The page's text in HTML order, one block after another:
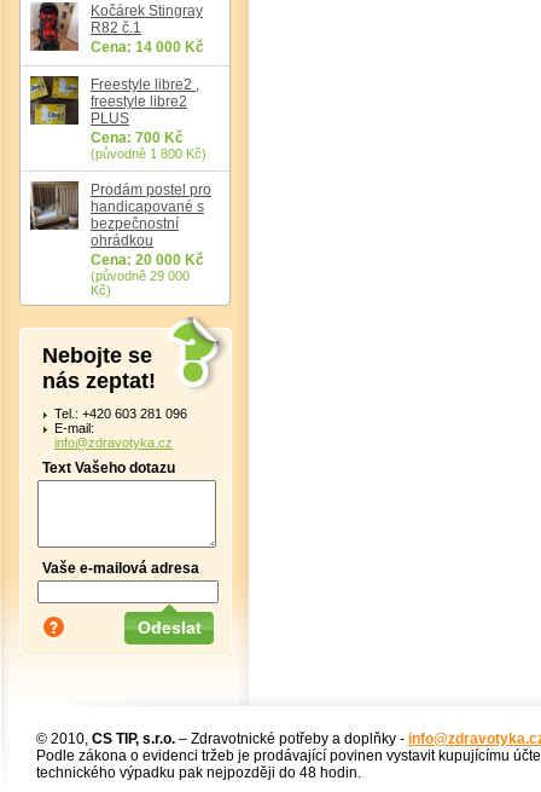
Kočárek Stingray
R82 č.1
Cena: 14 000 Kč
Freestyle libre2 ,
freestyle libre2
PLUS
Cena: 700 Kč
(původně 1 800 Kč)
Prodám postel pro
handicapované s
bezpečnostní
ohrádkou
Cena: 20 000 Kč
(původně 29 000
Kč)
Nebojte se
nás zeptat!
Tel.: +420 603 281 096
E-mail:
info@zdravotyka.cz
Text Vašeho dotazu
Vaše e-mailová adresa
© 2010, CS TIP, s.r.o. – Zdravotnické potřeby a doplňky -
Podle zákona o evidenci tržeb je prodávající povinen vystavit kupujícímu
technického výpadku pak nejpozději do 48 hodin.